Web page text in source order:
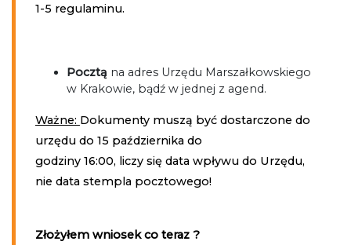
1-5 regulaminu.
Pocztą na adres Urzędu Marszałkowskiego
w Krakowie, bądź w jednej z agend.
Ważne: Dokumenty muszą być dostarczone do
urzędu do 15 października do
godziny 16:00, liczy się data wpływu do Urzędu,
nie data stempla pocztowego!
Złożyłem wniosek co teraz ?